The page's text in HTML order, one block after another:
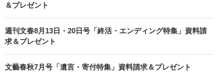
＆プレゼント
週刊文春8月13日・20日号「終活・エンディング特集」資料請
求＆プレゼント
文藝春秋7月号「遺言・寄付特集」資料請求＆プレゼント